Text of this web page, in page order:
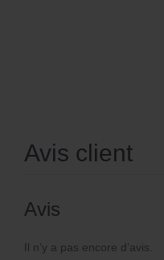
Avis client
Avis
Il n’y a pas encore d’avis.